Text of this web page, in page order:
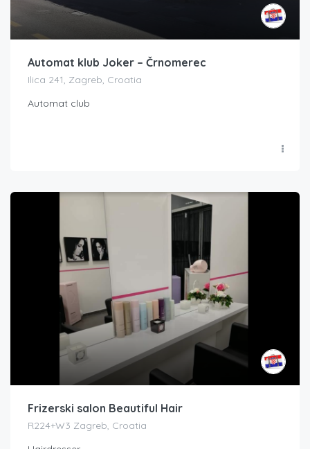
Automat klub Joker – Črnomerec
Ilica 241, Zagreb, Croatia
Automat club
Frizerski salon Beautiful Hair
R224+W3 Zagreb, Croatia